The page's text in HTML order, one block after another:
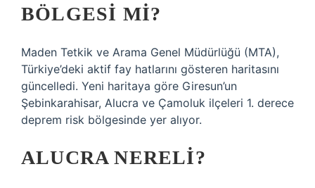
BÖLGESI MI?
Maden Tetkik ve Arama Genel Müdürlüğü (MTA),
Türkiye’deki aktif fay hatlarını gösteren haritasını
güncelledi. Yeni haritaya göre Giresun’un
Şebinkarahisar, Alucra ve Çamoluk ilçeleri 1. derece
deprem risk bölgesinde yer alıyor.
ALUCRA NERELI?